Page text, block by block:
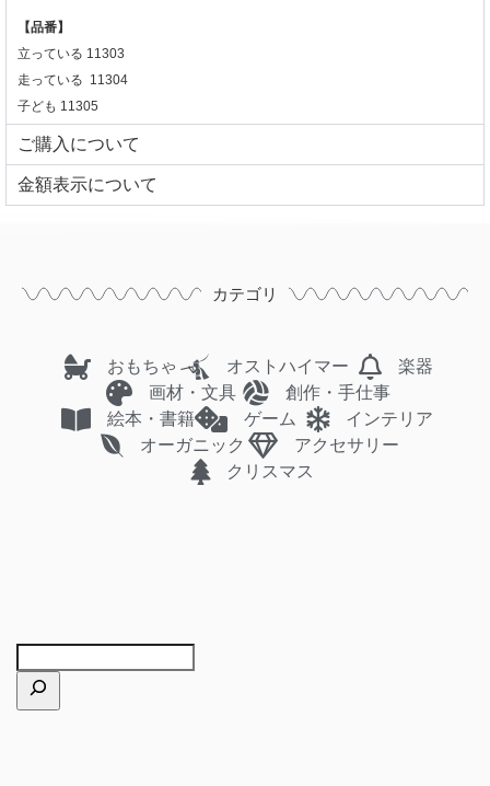
【品番】
立っている 11303
走っている 11304
子ども 11305
ご購入について
⾦額表⽰について
カテゴリ
おもちゃ オストハイマー
楽器
画材・文具
創作・手仕事
絵本・書籍
ゲーム
インテリア
オーガニック
アクセサリー
クリスマス